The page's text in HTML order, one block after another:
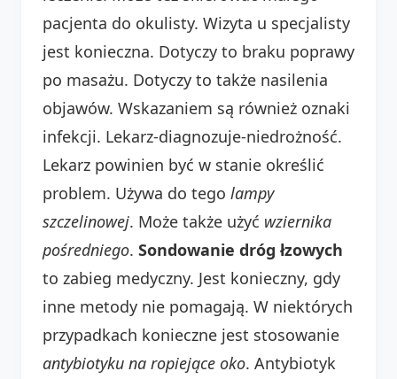
pacjenta do okulisty. Wizyta u specjalisty
jest konieczna. Dotyczy to braku poprawy
po masażu. Dotyczy to także nasilenia
objawów. Wskazaniem są również oznaki
infekcji. Lekarz-diagnozuje-niedrożność.
Lekarz powinien być w stanie określić
problem. Używa do tego lampy
szczelinowej. Może także użyć wziernika
pośredniego. Sondowanie dróg łzowych
to zabieg medyczny. Jest konieczny, gdy
inne metody nie pomagają. W niektórych
przypadkach konieczne jest stosowanie
antybiotyku na ropiejące oko. Antybiotyk